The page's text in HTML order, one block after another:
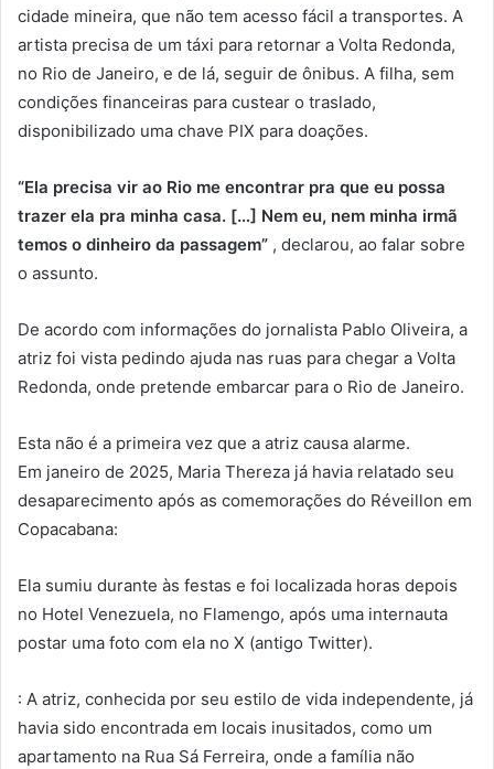
cidade mineira, que não tem acesso fácil a transportes. A
artista precisa de um táxi para retornar a Volta Redonda,
no Rio de Janeiro, e de lá, seguir de ônibus. A filha, sem
condições financeiras para custear o traslado,
disponibilizado uma chave PIX para doações.
“Ela precisa vir ao Rio me encontrar pra que eu possa
trazer ela pra minha casa. […] Nem eu, nem minha irmã
temos o dinheiro da passagem” , declarou, ao falar sobre
o assunto.
De acordo com informações do jornalista Pablo Oliveira, a
atriz foi vista pedindo ajuda nas ruas para chegar a Volta
Redonda, onde pretende embarcar para o Rio de Janeiro.
Esta não é a primeira vez que a atriz causa alarme.
Em janeiro de 2025, Maria Thereza já havia relatado seu
desaparecimento após as comemorações do Réveillon em
Copacabana:
Ela sumiu durante às festas e foi localizada horas depois
no Hotel Venezuela, no Flamengo, após uma internauta
postar uma foto com ela no X (antigo Twitter).
: A atriz, conhecida por seu estilo de vida independente, já
havia sido encontrada em locais inusitados, como um
apartamento na Rua Sá Ferreira, onde a família não